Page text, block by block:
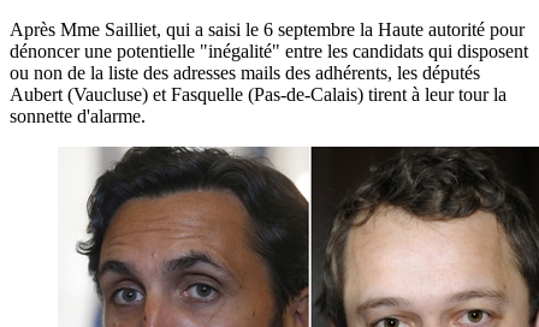
Après Mme Sailliet, qui a saisi le 6 septembre la Haute autorité pour
dénoncer une potentielle "inégalité" entre les candidats qui disposent
ou non de la liste des adresses mails des adhérents, les députés
Aubert (Vaucluse) et Fasquelle (Pas-de-Calais) tirent à leur tour la
sonnette d'alarme.